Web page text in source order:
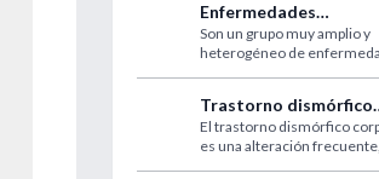
neurálgico.
Enfermedades
intersticiales del
Son un grupo muy amplio y
heterogéneo de
predominantemente al
Trastorno dismórfico
corporal
El trastorno dismórfico
es una alteración frecuente,